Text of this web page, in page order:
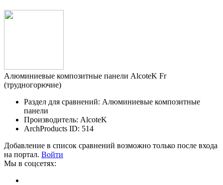
Алюминиевые композитные панели AlcoteK Fr
(трудногорючие)
Раздел для сравнений: Алюминиевые композитные
панели
Производитель: AlcoteK
ArchProducts ID: 514
Добавление в список сравнений возможно только после входа
на портал. Войти
Мы в соцсетях: